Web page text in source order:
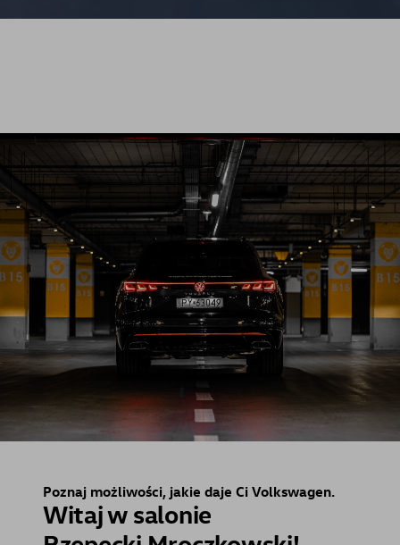
Poznaj możliwości, jakie daje Ci Volkswagen.
Witaj w salonie